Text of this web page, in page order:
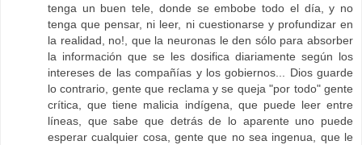
tenga un buen tele, donde se embobe todo el día, y no
tenga que pensar, ni leer, ni cuestionarse y profundizar en
la realidad, no!, que la neuronas le den sólo para absorber
la información que se les dosifica diariamente según los
intereses de las compañías y los gobiernos... Dios guarde
lo contrario, gente que reclama y se queja "por todo" gente
crítica, que tiene malicia indígena, que puede leer entre
líneas, que sabe que detrás de lo aparente uno puede
esperar cualquier cosa, gente que no sea ingenua, que le